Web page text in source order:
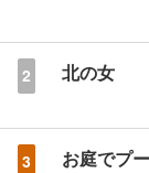
2 北の女
3 お庭でプ